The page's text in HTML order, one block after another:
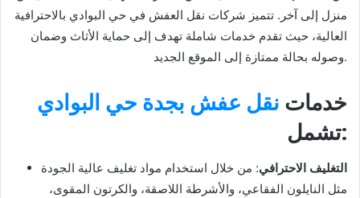
منزل إلى آخر. تتميز شركات نقل العفش في حي البوادي بالاحترافية
العالية، حيث تقدم خدمات شاملة تهدف إلى حماية الأثاث وضمان
وصوله بحالة ممتازة إلى الموقع الجديد.
خدمات نقل عفش بجدة حي البوادي
تشمل:
التغليف الاحترافي: من خلال استخدام مواد تغليف عالية الجودة
مثل النايلون الفقاعي، والأشرطة اللاصقة، والكرتون المقوى،